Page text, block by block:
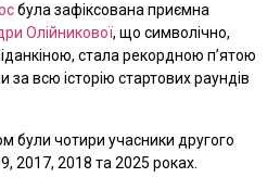
була зафіксована приємна
Олійникової, що символічно,
стала рекордною п’ятою
за всю історію стартових раундів
були чотири учасники другого
2017, 2018 та 2025 роках.